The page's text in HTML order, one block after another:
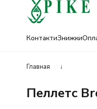
КонтактиЗнижки
Главная ↓
Пеллетс